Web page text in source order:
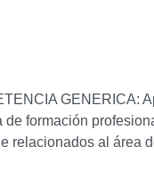
GENERICA:
formación
relacionados al área